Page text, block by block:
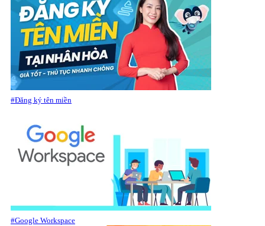
#Đăng ký tên miền
#Google Workspace